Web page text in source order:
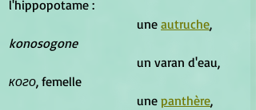
l'hippopotame :
				une
autruche,
konosogone
				un varan d'eau,
кого, femelle
				une
panthère,